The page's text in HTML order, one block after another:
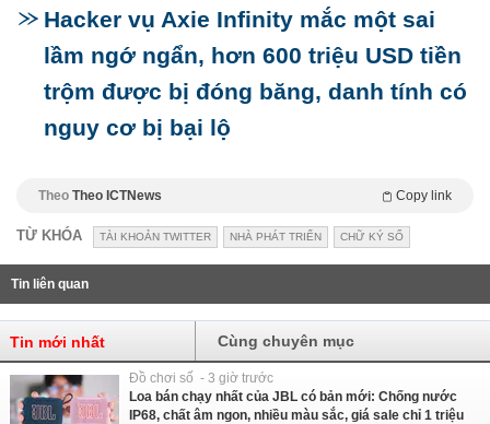
Hacker vụ Axie Infinity mắc một sai
lầm ngớ ngẩn, hơn 600 triệu USD tiền
trộm được bị đóng băng, danh tính có
nguy cơ bị bại lộ
Theo Theo ICTNews Copy link
TỪ KHÓA TÀI KHOẢN TWITTER NHÀ PHÁT TRIỂN CHỮ KÝ SỐ
Tin liên quan
Tin mới nhất Cùng chuyên mục
Đồ chơi số - 3 giờ trước
Loa bán chạy nhất của JBL có bản mới: Chống nước
IP68, chất âm ngon, nhiều màu sắc, giá sale chỉ 1 triệu